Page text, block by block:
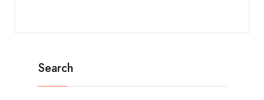
Search